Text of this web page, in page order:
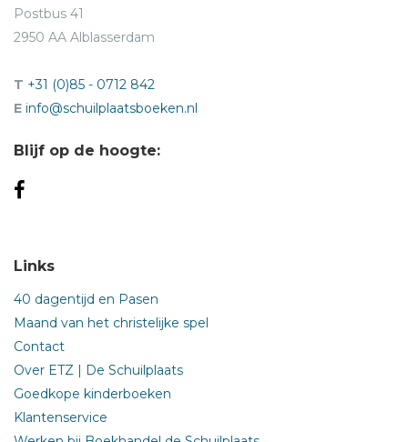
Postbus 41
2950 AA Alblasserdam
T +31 (0)85 - 0712 842
E info@schuilplaatsboeken.nl
Blijf op de hoogte:
Links
40 dagentijd en Pasen
Maand van het christelijke spel
Contact
Over ETZ | De Schuilplaats
Goedkope kinderboeken
Klantenservice